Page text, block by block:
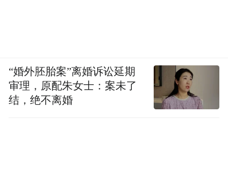
“婚外胚胎案”离婚诉讼延期
审理，原配朱女士：案未了
结，绝不离婚